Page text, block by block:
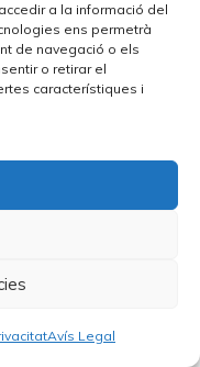
a la informació del
ens permetrà
de navegació o els
o retirar el
característiques i
Avís Legal